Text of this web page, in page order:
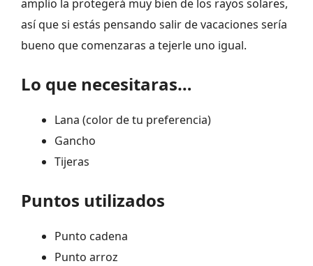
amplio la protegerá muy bien de los rayos solares,
así que si estás pensando salir de vacaciones sería
bueno que comenzaras a tejerle uno igual.
Lo que necesitaras…
Lana (color de tu preferencia)
Gancho
Tijeras
Puntos utilizados
Punto cadena
Punto arroz